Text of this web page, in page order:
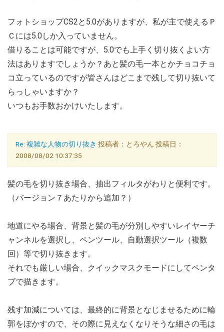
フォトショップCS2と5.0がありますが、私が主で使えるＰ
Ｃには5.0しか入っていません。
借りることは可能ですが、5.0でも上手く切り抜くよい方
法はありますでしょうか？あと髪の毛一本とかチョコチョ
コ立っているのですが皆さんはどこまで残して切り抜いて
らっしゃいますか？
いつもお手数おかけいたします。
Re: 複雑な人物の切り抜き 投稿者：とろやん 投稿日：
2008/08/02 10:37:35
髪の毛を切り抜き場合、抽出フィルタがわりと便利です。
（バージョン７あたりから追加？）
地道にやる場合、背景と髪の毛が分別しやすいレイヤーチ
ャンネルを選択し、ペンツール、自動選択ツール（複数
回）等で切り抜きます。
それでも厳しい場合、クイックマスクモードにしてペンタ
ブで描きます。
残す加減については、最終的に背景となじませるために輪
郭をぼかすので、その際に見えなくなりそうな細さの毛は